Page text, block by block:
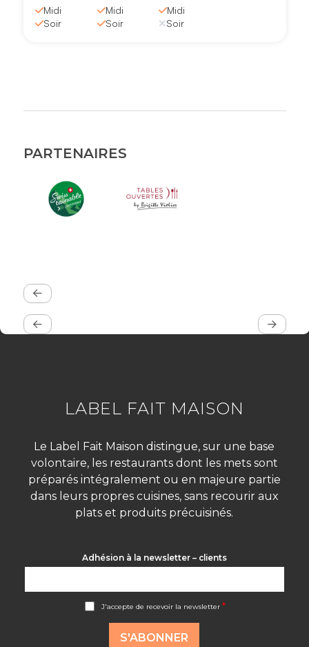
Midi
Soir
Midi
Soir
Midi
Soir
PARTENAIRES
LABEL FAIT MAISON
Le Label Fait Maison distingue, sur une base
volontaire, les restaurants dont les mets sont
préparés intégralement ou en majeure partie
dans leurs propres cuisines, sans recourir aux
plats et produits précuisinés.
Adhésion à la newsletter – clients
J'accepte de recevoir la newsletter*
S'ABONNER